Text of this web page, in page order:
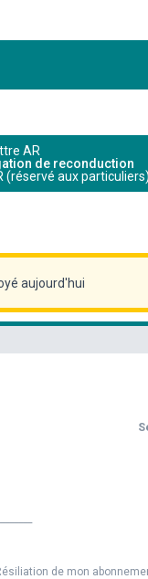
AR
de reconduction
(réservé aux particuliers)
aujourd'hui
de mon